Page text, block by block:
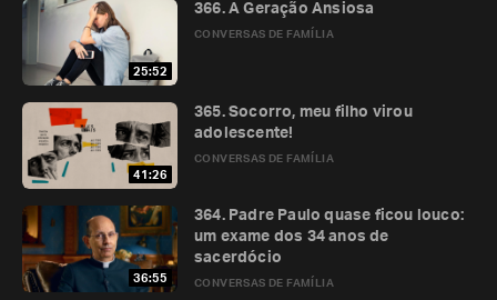
25:52
CONVERSAS DE FAMÍLIA
366. A Geração Ansiosa
41:26
CONVERSAS DE FAMÍLIA
365. Socorro, meu filho virou
adolescente!
36:55 CONVERSAS DE FAMÍLIA
364. Padre Paulo quase ficou louco:
um exame dos 34 anos de
sacerdócio